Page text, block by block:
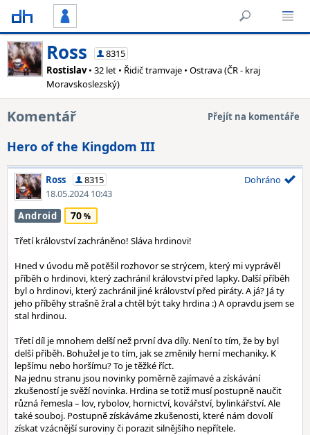
Ross
8315
Rostislav• 32 let • Řidič tramvaje • Ostrava (ČR - kraj
Moravskoslezský)
Komentář Přejít na komentáře
Hero of the Kingdom III
Ross
8315
18.05.2024 10:43
Dohráno
Android 70
Třetí království zachráněno! Sláva hrdinovi!
Hned v úvodu mě potěšil rozhovor se strýcem, který mi vyprávěl
příběh o hrdinovi, který zachránil království před lapky. Další příběh
byl o hrdinovi, který zachránil jiné království před piráty. A já? Já ty
jeho příběhy strašně žral a chtěl být taky hrdina :) A opravdu jsem se
stal hrdinou.
Třetí díl je mnohem delší než první dva díly. Není to tím, že by byl
delší příběh. Bohužel je to tím, jak se změnily herní mechaniky. K
lepšímu nebo horšímu? To je těžké říct.
Na jednu stranu jsou novinky poměrně zajímavé a získávání
zkušeností je svěží novinka. Hrdina se totiž musí postupně naučit
různá řemesla – lov, rybolov, hornictví, kovářství, bylinkářství. Ale
také souboj. Postupně získáváme zkušenosti, které nám dovolí
získat vzácnější suroviny či porazit silnějšího nepřítele.